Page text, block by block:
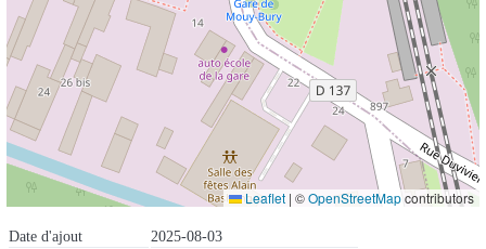
Date d'ajout
2025-08-03
Leaflet | ©OpenStreetMapcontributors